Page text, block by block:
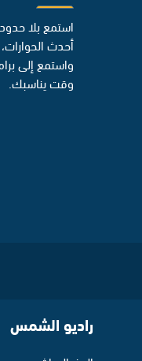
استمع بلا
أحدث
واستمع إلى
وقت يناسبك.
راديو الشمس